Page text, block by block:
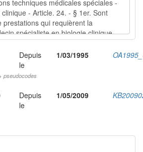
Depuis
le
1/03/1995
pseudocodes
Depuis
le
1/05/2009